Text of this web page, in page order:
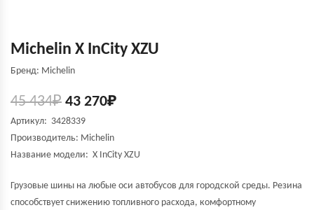
Michelin X InCity XZU
Бренд: Michelin
45 434₽ 43 270₽
Артикул: 3428339
Производитель: Michelin
Название модели: X InCity XZU
Грузовые шины на любые оси автобусов для городской среды. Резина
способствует снижению топливного расхода, комфортному